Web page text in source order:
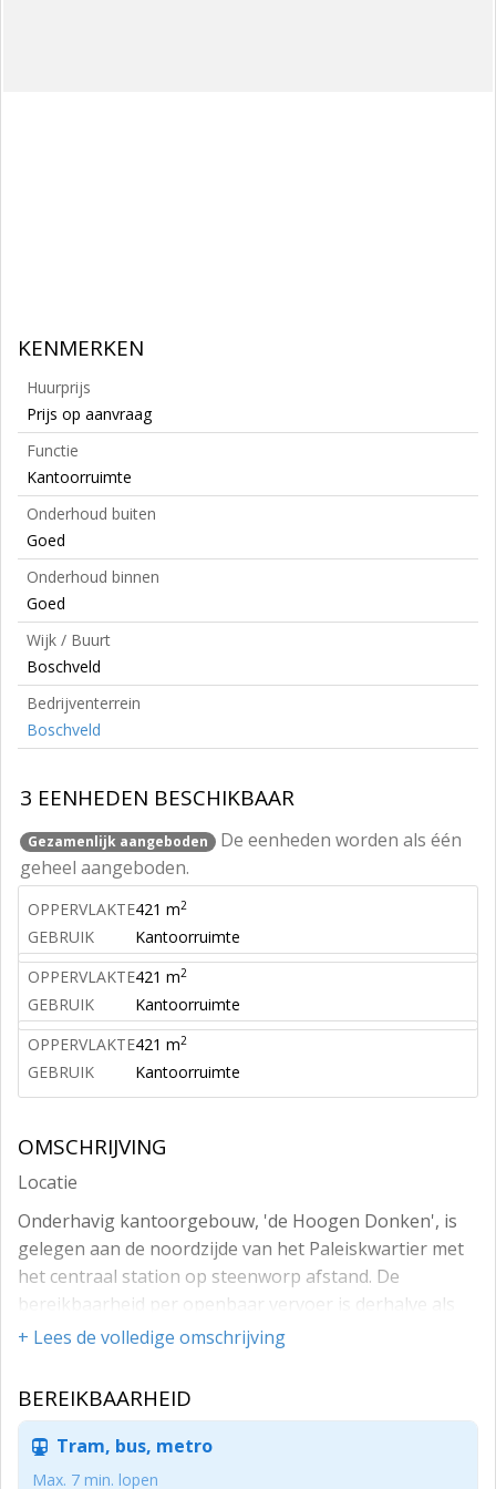
KENMERKEN
Huurprijs
Prijs op aanvraag
Functie
Kantoorruimte
Onderhoud buiten
Goed
Onderhoud binnen
Goed
Wijk / Buurt
Boschveld
Bedrijventerrein
Boschveld
3 EENHEDEN BESCHIKBAAR
Gezamenlijk aangeboden
De eenheden worden als één
geheel aangeboden.
OPPERVLAKTE421 m2
GEBRUIK
Kantoorruimte
OPPERVLAKTE421 m2
GEBRUIK
Kantoorruimte
OPPERVLAKTE421 m2
GEBRUIK Kantoorruimte
OMSCHRIJVING
Locatie
Onderhavig kantoorgebouw, 'de Hoogen Donken', is
gelegen aan de noordzijde van het Paleiskwartier met
het centraal station op steenworp afstand. De
bereikbaarheid per openbaar vervoer is derhalve als
zeer goed aan te merken, maar ook de bereikbaarheid
A2, A59 en A50 op slechts 10 autominuten afstand
De komende jaren zal deze locatie verder uitbloeien tot
het bruisende EKP-terrein waarin een mooie mix
+ Lees de volledige omschrijving
BEREIKBAARHEID
Tram, bus, metro
Max. 7 min. lopen